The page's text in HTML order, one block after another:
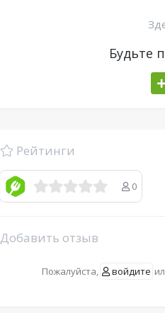
Будьте
Рейтинги
0
Добавить отзыв
Пожалуйста, войдите